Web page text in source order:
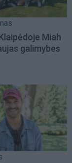
Miah
galimybes